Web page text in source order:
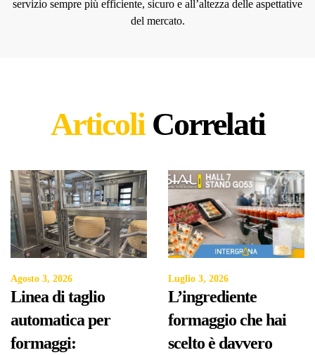
servizio sempre più efficiente, sicuro e all’altezza delle aspettative
del mercato.
ArticoliCorrelati
Agosto 3, 2026
Linea di taglio
automatica per
formaggi:
Luglio 3, 2026
L’ingrediente
formaggio che hai
scelto è davvero